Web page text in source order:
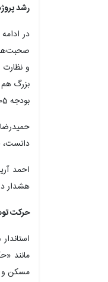
رشد
و
بزرگ هم
بودجه 1405، تأمین‌شان دشوار به نظر می‌رسید.
دانست،
احمد
هشدار
حرکت
مانند
مسکن و